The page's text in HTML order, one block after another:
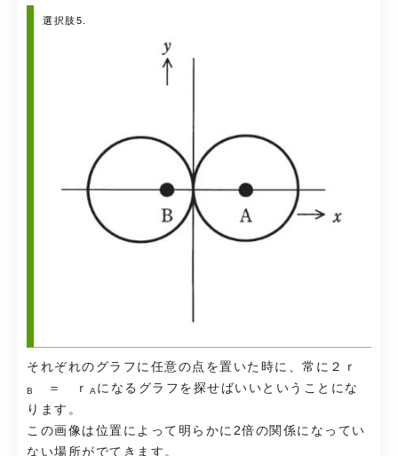
選択肢5.
それぞれのグラフに任意の点を置いた時に、常に２ｒ
B ＝ ｒ Aになるグラフを探せばいいということにな
ります。
この画像は位置によって明らかに2倍の関係になってい
ない場所がでてきます。